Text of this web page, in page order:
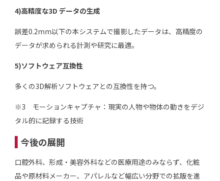
4)高精度な3D データの生成
誤差0.2mm以下の本システムで撮影したデータは、高精度の
データが求められる計測や研究に最適。
5)ソフトウェア互換性
多くの3D解析ソフトウェアとの互換性を持つ。
※3 モーションキャプチャ：現実の人物や物体の動きをデジ
タル的に記録する技術
今後の展開
口腔外科、形成・美容外科などの医療用途のみならず、化粧
品や原材料メーカー、アパレルなど幅広い分野での拡販を進